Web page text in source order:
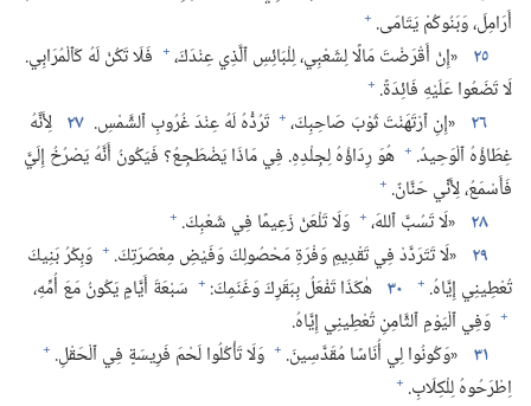
أَرَامِلَ،‏ وَبَنُوكُمْ يَتَامَى.‏ +
٢٥ ‏«إِنْ أَقْرَضْتَ مَالًا لِشَعْبِي،‏ لِلْبَائِسِ ٱلَّذِي عِنْدَكَ،‏ + فَلَا تَكُنْ لَهُ كَٱلْمُرَابِي.‏
لَا تَضَعُوا عَلَيْهِ فَائِدَةً.‏ +
٢٦ ‏«إِنِ ٱرْتَهَنْتَ ثَوْبَ صَاحِبِكَ،‏ + تَرُدُّهُ لَهُ عِنْدَ غُرُوبِ ٱلشَّمْسِ.‏ ٢٧ لِأَنَّهُ
غِطَاؤُهُ ٱلْوَحِيدُ.‏ + هُوَ رِدَاؤُهُ لِجِلْدِهِ.‏ فِي مَاذَا يَضْطَجِعُ؟‏ فَيَكُونُ أَنَّهُ يَصْرُخُ إِلَيَّ
فَأَسْمَعُ،‏ لِأَنِّي حَنَّانٌ.‏ +
٢٨ ‏«لَا تَسُبَّ ٱللهَ،‏ + وَلَا تَلْعَنْ زَعِيمًا فِي شَعْبِكَ.‏ +
٢٩ ‏«لَا تَتَرَدَّدْ فِي تَقْدِيمِ وَفْرَةِ مَحْصُولِكَ وَفَيْضِ مِعْصَرَتِكَ.‏ + وَبِكْرُ بَنِيكَ
تُعْطِينِي إِيَّاهُ.‏ + ٣٠ هٰكَذَا تَفْعَلُ بِبَقَرِكَ وَغَنَمِكَ:‏ + سَبْعَةَ أَيَّامٍ يَكُونُ مَعَ أُمِّهِ،‏
+ وَفِي ٱلْيَوْمِ ٱلثَّامِنِ تُعْطِينِي إِيَّاهُ.‏
٣١ ‏«وَكُونُوا لِي أُنَاسًا مُقَدَّسِينَ.‏ + وَلَا تَأْكُلُوا لَحْمَ فَرِيسَةٍ فِي ٱلْحَقْلِ.‏ +
اِطْرَحُوهُ لِلْكِلَابِ.‏ +